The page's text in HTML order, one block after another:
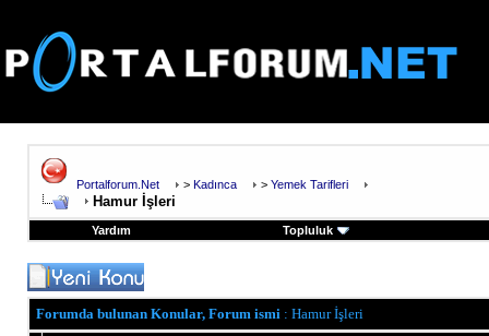
Portalforum.Net > Kadınca > Yemek Tarifleri
Hamur İşleri
Yardım Topluluk
Forumda bulunan Konular, Forum ismi : Hamur İşleri